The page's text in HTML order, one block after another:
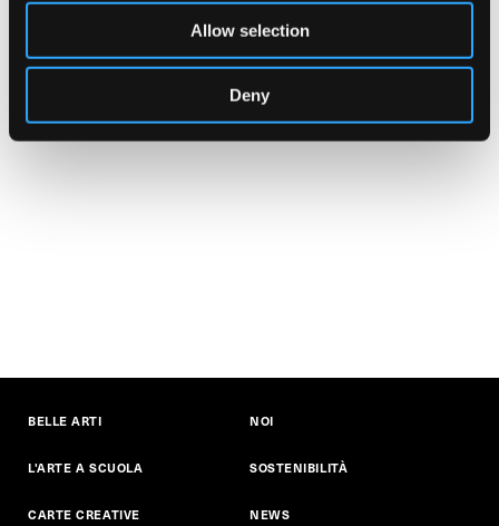
Allow selection
Deny
BELLE ARTI
L'ARTE A SCUOLA
CARTE CREATIVE
NOI
SOSTENIBILITÀ
NEWS